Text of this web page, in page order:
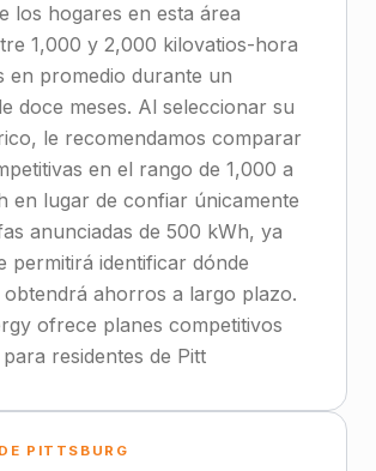
los hogares en esta área
1,000 y 2,000 kilovatios-hora
en promedio durante un
doce meses. Al seleccionar su
le recomendamos comparar
en el rango de 1,000 a
en lugar de confiar únicamente
anunciadas de 500 kWh, ya
permitirá identificar dónde
obtendrá ahorros a largo plazo.
ofrece planes competitivos
residentes de Pitt
PITTSBURG